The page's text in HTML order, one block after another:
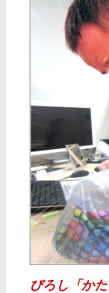
ぴろし「か